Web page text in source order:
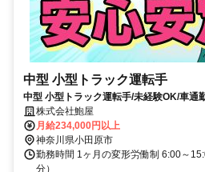
中型 小型トラック運転手
中型 小型トラック運転手/未経験OK/車通
市/knt_logi00169
株式会社鮑屋
月給234,000円以上
神奈川県小田原市
勤務時間 1ヶ月の変形労働制 6:00～
分）